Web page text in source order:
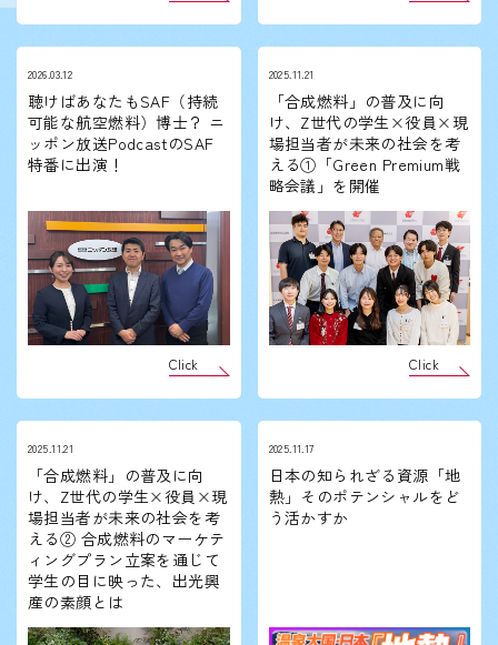
2026.03.12
聴けばあなたもSAF（持続
可能な航空燃料）博士？ ニ
ッポン放送PodcastのSAF
特番に出演！
Click
2025.11.21
「合成燃料」の普及に向
け、Z世代の学生×役員×現
場担当者が未来の社会を考
える①「Green Premium戦
略会議」を開催
Click
2025.11.21
「合成燃料」の普及に向
け、Z世代の学生×役員×現
場担当者が未来の社会を考
える② 合成燃料のマーケテ
ィングプラン立案を通じて
学生の目に映った、出光興
産の素顔とは
2025.11.17
日本の知られざる資源「地
熱」そのポテンシャルをど
う活かすか